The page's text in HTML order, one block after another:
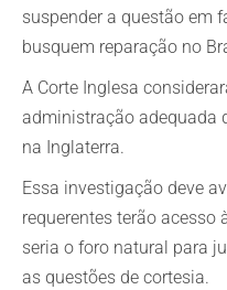
suspender a questão em
busquem reparação no
A Corte Inglesa
administração adequada
na Inglaterra.
Essa investigação deve
requerentes terão acesso
seria o foro natural para
as questões de cortesia.